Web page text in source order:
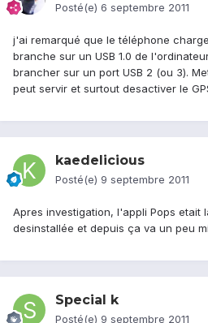
Posté(e) 6 septembre 2011
j'ai remarqué que le téléphone
branche sur un USB 1.0 de
brancher sur un port USB 2 (ou 3).
peut servir et surtout desactiver le
kaedelicious
Posté(e) 9 septembre 2011
Apres investigation, l'appli Pops etait
desinstallée et depuis ça va un peu
Special k
Posté(e) 9 septembre 2011